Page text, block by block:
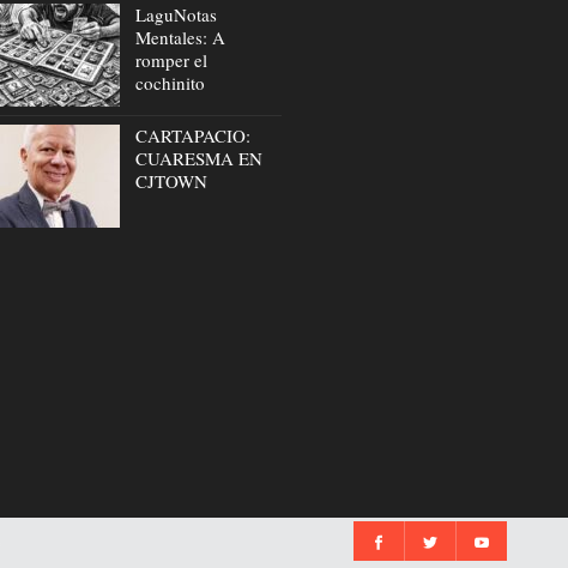
LaguNotas
Mentales: A
romper el
cochinito
CARTAPACIO:
CUARESMA EN
CJTOWN